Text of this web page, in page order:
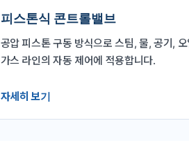
피스톤식 콘트롤밸브
공압 피스톤 구동 방식으로 스팀, 물, 공기, 오
가스 라인의 자동 제어에 적용합니다.
자세히 보기